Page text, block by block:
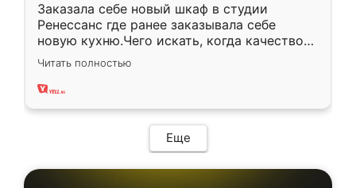
Заказала себе новый шкаф в студии
Ренессанс где ранее заказывала себе
новую кухню.Чего искать, когда качеством
вполне довольна. Служит кухня уже почти
два года, нареканий нет.
Читать полностью
Еще